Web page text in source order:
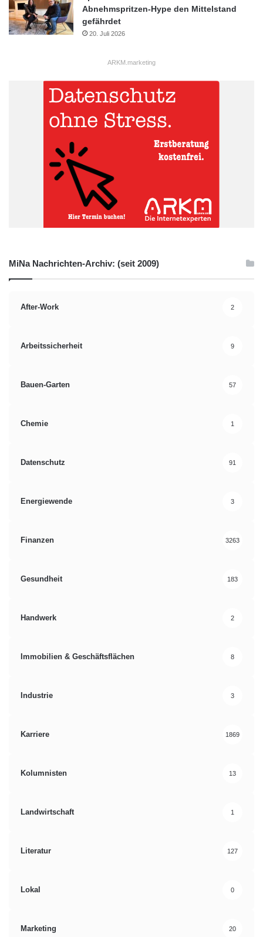
Abnehmspritzen-Hype den Mittelstand
gefährdet
20. Juli 2026
ARKM.marketing
MiNa Nachrichten-Archiv: (seit 2009)
After-Work 2
Arbeitssicherheit 9
Bauen-Garten 57
Chemie 1
Datenschutz 91
Energiewende 3
Finanzen 3263
Gesundheit 183
Handwerk 2
Immobilien & Geschäftsflächen 8
Industrie 3
Karriere 1869
Kolumnisten 13
Landwirtschaft 1
Literatur 127
Lokal 0
Marketing 20